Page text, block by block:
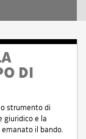
DI
strumento di
giuridico e la
il bando.